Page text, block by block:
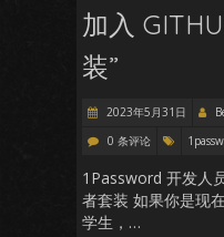
加入
装”
2023年5月31日
0 条评论
1Password 开发人
者套装 如果你是现
学生，…